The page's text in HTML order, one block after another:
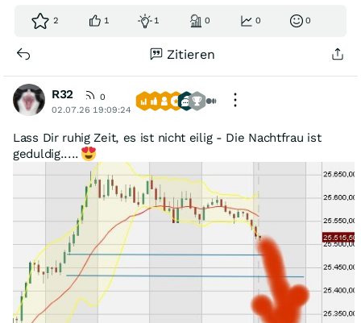
2 1 1 0 0 0
Zitieren
R32
0
02.07.26 19:09:24
Lass Dir ruhig Zeit, es ist nicht eilig - Die Nachtfrau ist
geduldig.....